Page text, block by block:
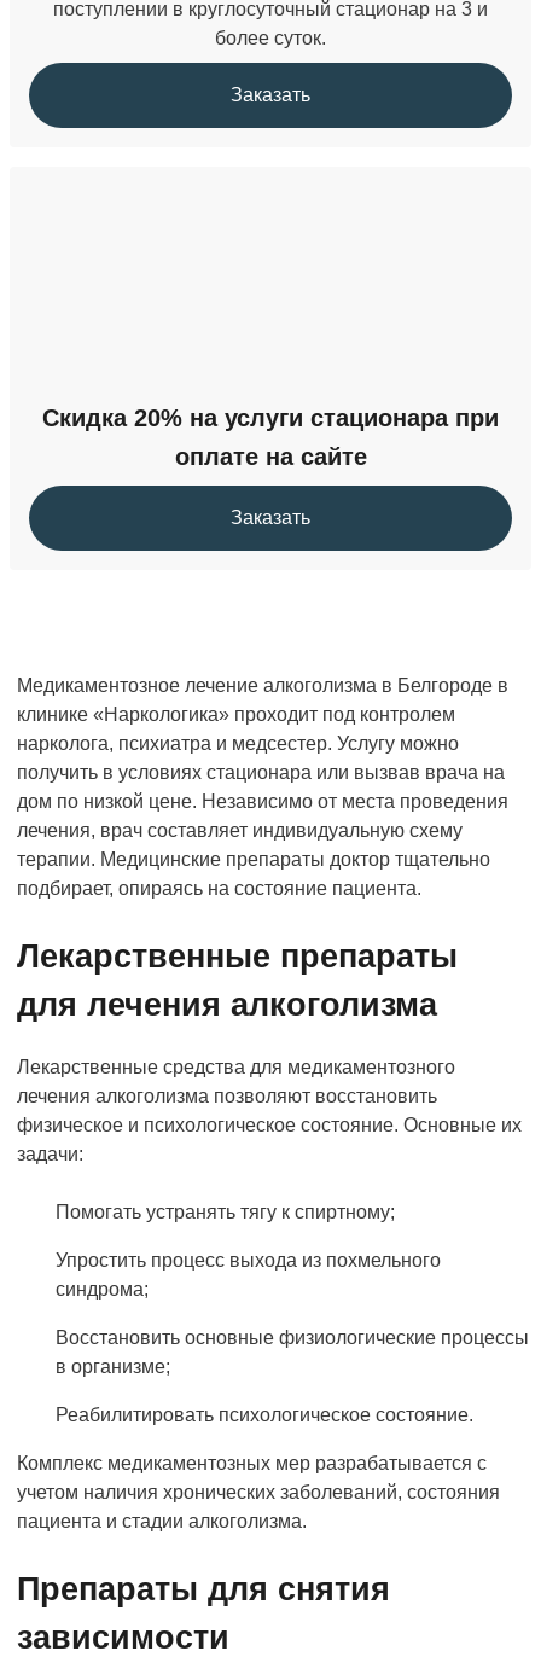
поступлении в круглосуточный стационар на 3 и
более суток.
Заказать
Скидка 20% на услуги стационара при
оплате на сайте
Заказать
Медикаментозное лечение алкоголизма в Белгороде в
клинике «Наркологика» проходит под контролем
нарколога, психиатра и медсестер. Услугу можно
получить в условиях стационара или вызвав врача на
дом по низкой цене. Независимо от места проведения
лечения, врач составляет индивидуальную схему
терапии. Медицинские препараты доктор тщательно
подбирает, опираясь на состояние пациента.
Лекарственные препараты
для лечения алкоголизма
Лекарственные средства для медикаментозного
лечения алкоголизма позволяют восстановить
физическое и психологическое состояние. Основные их
задачи:
Помогать устранять тягу к спиртному;
Упростить процесс выхода из похмельного
синдрома;
Восстановить основные физиологические процессы
в организме;
Реабилитировать психологическое состояние.
Комплекс медикаментозных мер разрабатывается с
учетом наличия хронических заболеваний, состояния
пациента и стадии алкоголизма.
Препараты для снятия
зависимости